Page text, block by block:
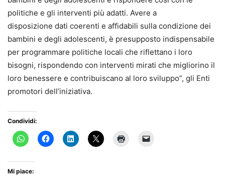
politiche e gli interventi più adatti. Avere a
disposizione dati coerenti e affidabili sulla condizione dei
bambini e degli adolescenti, è presupposto indispensabile
per programmare politiche locali che riflettano i loro
bisogni, rispondendo con interventi mirati che migliorino il
loro benessere e contribuiscano al loro sviluppo”, gli Enti
promotori dell’iniziativa.
Condividi:
Mi piace: